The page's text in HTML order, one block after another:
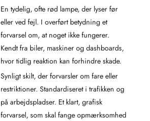
En tydelig, ofte rød lampe, der lyser før
eller ved fejl. I overført betydning et
forvarsel om, at noget ikke fungerer.
Kendt fra biler, maskiner og dashboards,
hvor tidlig reaktion kan forhindre skade.
Synligt skilt, der forvarsler om fare eller
restriktioner. Standardiseret i trafikken og
på arbejdspladser. Et klart, grafisk
forvarsel, som skal fange opmærksomhed